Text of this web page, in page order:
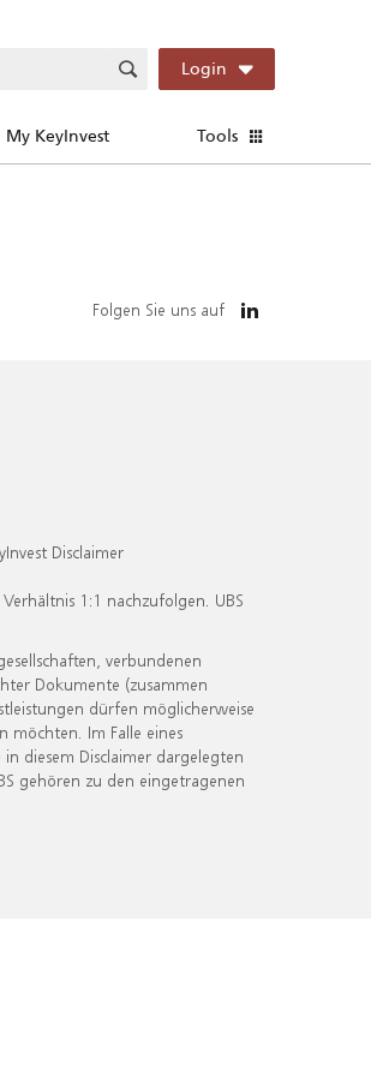
Login
My KeyInvest Tools
Folgen Sie uns auf
Disclaimer
1:1 nachzufolgen. UBS
verbundenen
Dokumente (zusammen
dürfen möglicherweise
möchten. Im Falle eines
diesem Disclaimer dargelegten
gehören zu den eingetragenen